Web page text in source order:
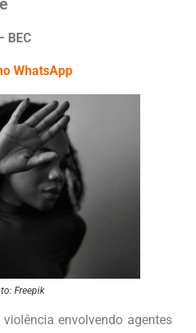
BEC
WhatsApp
Freepik
envolvendo agentes